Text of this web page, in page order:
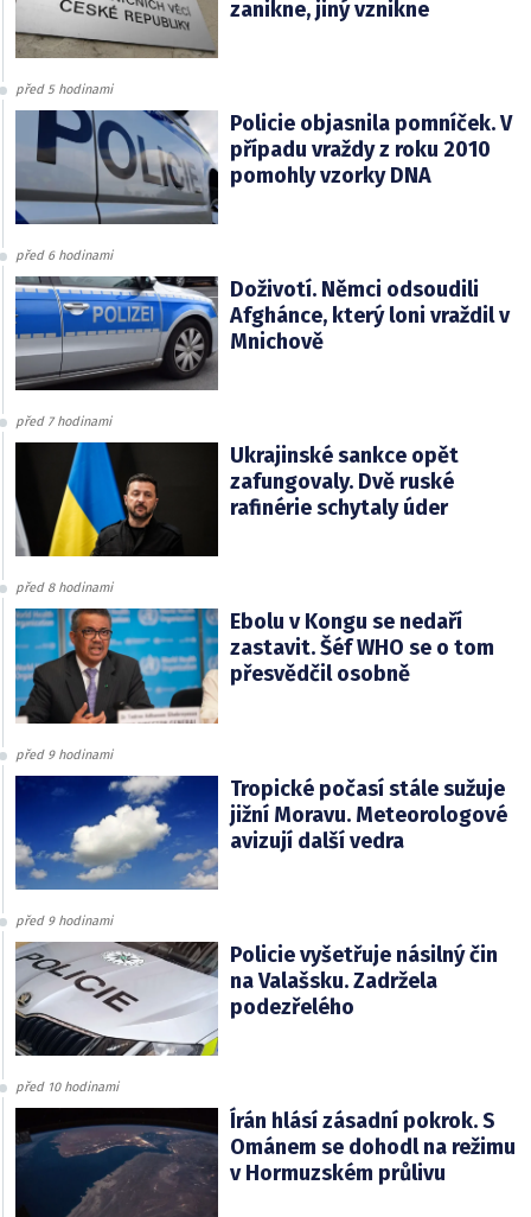
zanikne, jiný vznikne
před 5 hodinami
Policie objasnila pomníček. V
případu vraždy z roku 2010
pomohly vzorky DNA
před 6 hodinami
Doživotí. Němci odsoudili
Afghánce, který loni vraždil v
Mnichově
před 7 hodinami
Ukrajinské sankce opět
zafungovaly. Dvě ruské
rafinérie schytaly úder
před 8 hodinami
Ebolu v Kongu se nedaří
zastavit. Šéf WHO se o tom
přesvědčil osobně
před 9 hodinami
Tropické počasí stále sužuje
jižní Moravu. Meteorologové
avizují další vedra
před 9 hodinami
Policie vyšetřuje násilný čin
na Valašsku. Zadržela
podezřelého
před 10 hodinami
Írán hlásí zásadní pokrok. S
Ománem se dohodl na režimu
v Hormuzském průlivu